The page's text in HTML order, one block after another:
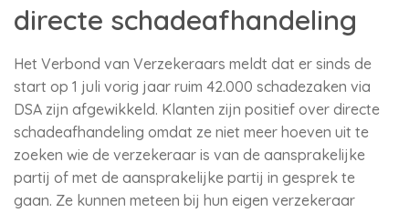
directe schadeafhandeling
Het Verbond van Verzekeraars meldt dat er sinds de
start op 1 juli vorig jaar ruim 42.000 schadezaken via
DSA zijn afgewikkeld. Klanten zijn positief over directe
schadeafhandeling omdat ze niet meer hoeven uit te
zoeken wie de verzekeraar is van de aansprakelijke
partij of met de aansprakelijke partij in gesprek te
gaan. Ze kunnen meteen bij hun eigen verzekeraar